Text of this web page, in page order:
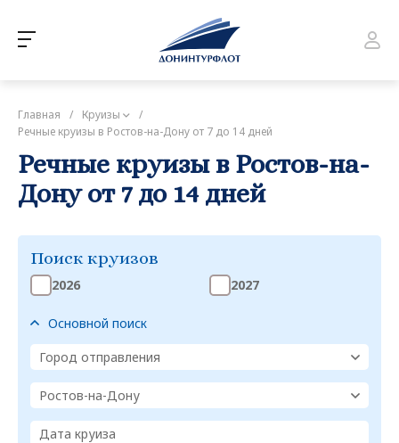
Главная / Круизы
/
Речные круизы в Ростов-на-Дону от 7 до 14 дней
Речные круизы в Ростов-на-
Дону от 7 до 14 дней
Поиск круизов
2026 2027
Основной поиск
Город отправления
Ростов-на-Дону
Дата круиза